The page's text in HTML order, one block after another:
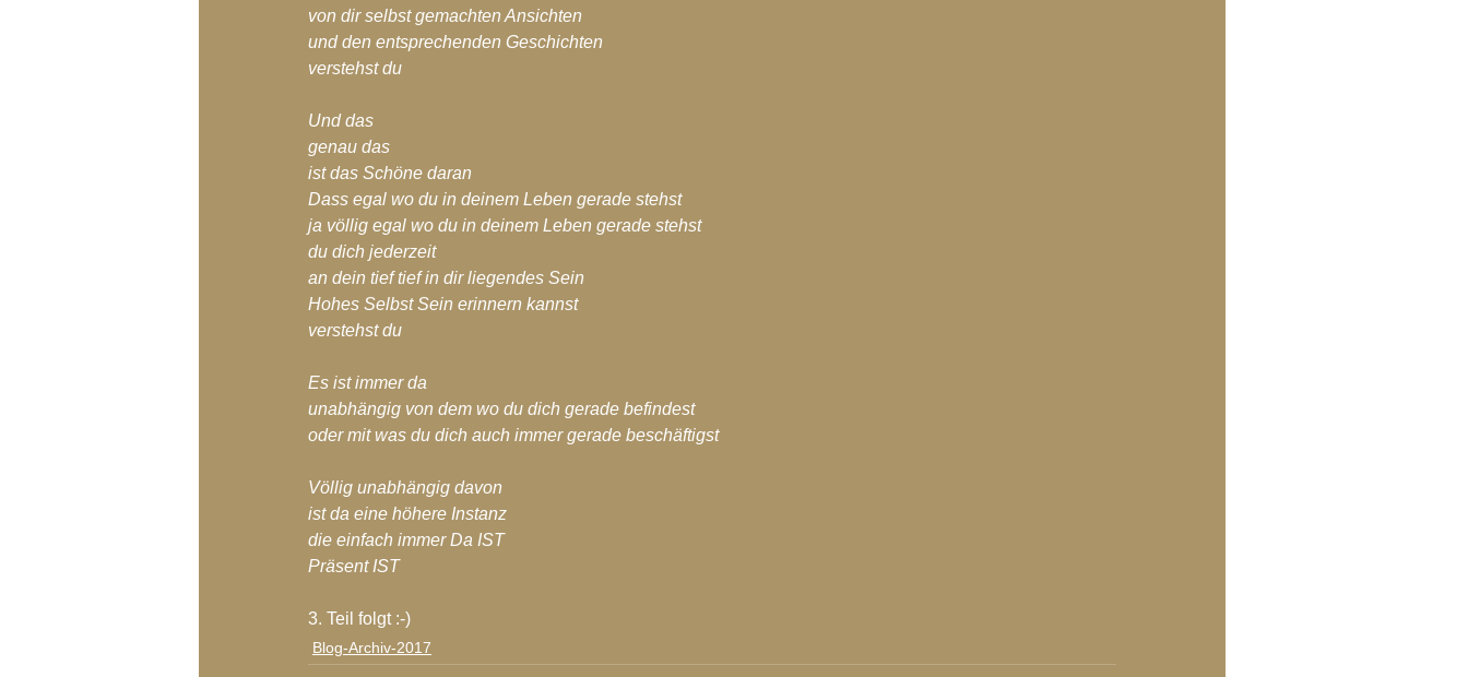
von dir selbst gemachten Ansichten
und den entsprechenden Geschichten
verstehst du
Und das
genau das
ist das Schöne daran
Dass egal wo du in deinem Leben gerade stehst
ja völlig egal wo du in deinem Leben gerade stehst
du dich jederzeit
an dein tief tief in dir liegendes Sein
Hohes Selbst Sein erinnern kannst
verstehst du
Es ist immer da
unabhängig von dem wo du dich gerade befindest
oder mit was du dich auch immer gerade beschäftigst
Völlig unabhängig davon
ist da eine höhere Instanz
die einfach immer Da IST
Präsent IST
3. Teil folgt :-)
Blog-Archiv-2017